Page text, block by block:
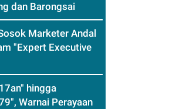
dan Barongsai
Marketer Andal
"Expert Executive
hingga
Warnai Perayaan